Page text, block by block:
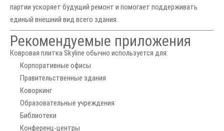
партии ускоряет будущий ремонт и помогает поддерживать
единый внешний вид всего здания.
Рекомендуемые приложения
Ковровая плитка Skyline обычно используется для:
Корпоративные офисы
Правительственные здания
Коворкинг
Образовательные учреждения
Библиотеки
Конференц-центры